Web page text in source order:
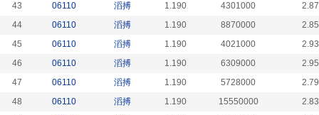
43
06110 滔搏 1.190 4301000
44
06110 滔搏 1.190 8870000
45
06110 滔搏 1.190 4021000
46
06110 滔搏 1.190 6309000
47
06110 滔搏 1.190 5728000
48
06110 滔搏 1.190 15550000